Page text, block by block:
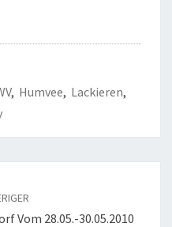
, Humvee, Lackieren,
Vom 28.05.-30.05.2010